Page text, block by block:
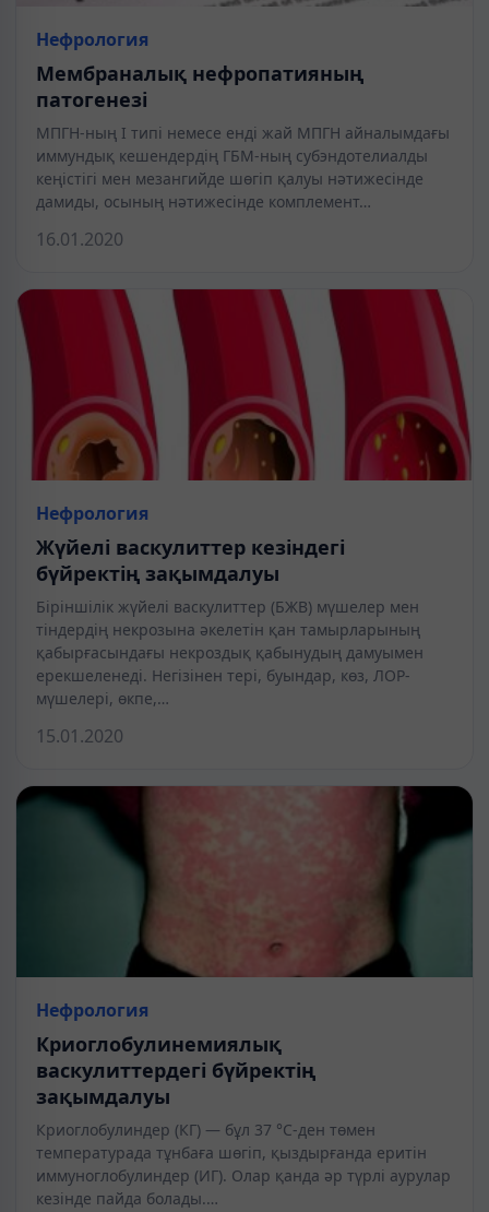
Нефрология
Мембраналық нефропатияның
патогенезі
МПГН-ның I типі немесе енді жай МПГН айналымдағы
иммундық кешендердің ГБМ-ның субэндотелиалды
кеңістігі мен мезангийде шөгіп қалуы нәтижесінде
дамиды, осының нәтижесінде комплемент…
16.01.2020
Нефрология
Жүйелі васкулиттер кезіндегі
бүйректің зақымдалуы
Біріншілік жүйелі васкулиттер (БЖВ) мүшелер мен
тіндердің некрозына әкелетін қан тамырларының
қабырғасындағы некроздық қабынудың дамуымен
ерекшеленеді. Негізінен тері, буындар, көз, ЛОР-
мүшелері, өкпе,…
15.01.2020
Нефрология
Криоглобулинемиялық
васкулиттердегі бүйректің
зақымдалуы
Криоглобулиндер (КГ) — бұл 37 °С-ден төмен
температурада тұнбаға шөгіп, қыздырғанда еритін
иммуноглобулиндер (ИГ). Олар қанда әр түрлі аурулар
кезінде пайда болады.…